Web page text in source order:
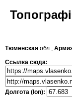
Тюменская обл.,
Ссылка сюда:
Долгота (lon):